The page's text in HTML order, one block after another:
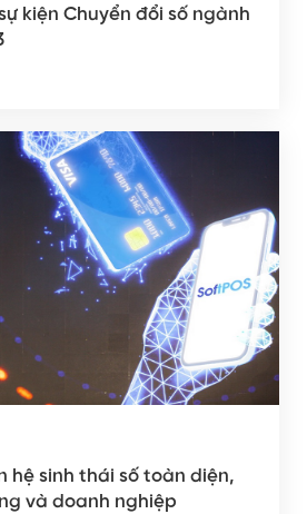
kiện Chuyển đổi số ngành
hệ sinh thái số toàn diện,
và doanh nghiệp